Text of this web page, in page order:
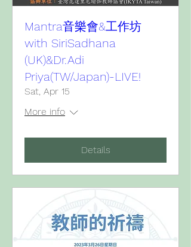
Mantra音樂會&工作坊
with SiriSadhana
(UK)&Dr.Adi
Priya(TW/Japan)-LIVE!
Sat, Apr 15
More info
Details